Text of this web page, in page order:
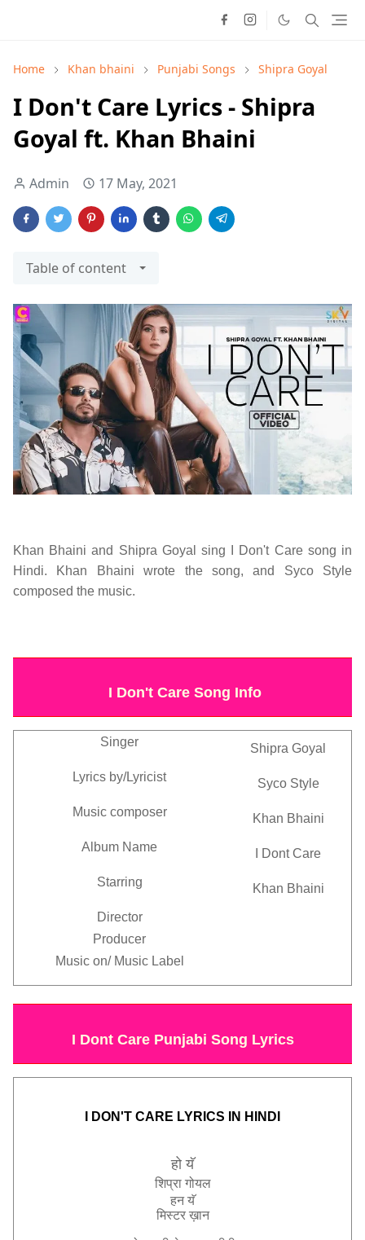
Home Khan bhaini Punjabi Songs Shipra Goyal
I Don't Care Lyrics - Shipra
Goyal ft. Khan Bhaini
Admin 17 May, 2021
Table of content
Khan Bhaini and Shipra Goyal sing I Don't Care song in
Hindi. Khan Bhaini wrote the song, and Syco Style
composed the music.
I Don't Care Song Info
Singer Shipra Goyal
Lyrics by/Lyricist Syco Style
Music composer Khan Bhaini
Album Name I Dont Care
Starring Khan Bhaini
Director
Producer
Music on/ Music Label
I Dont Care Punjabi Song Lyrics
I DON'T CARE LYRICS IN HINDI
हो यॅ
शिप्रा गोयल
हन यॅ
मिस्टर ख़ान